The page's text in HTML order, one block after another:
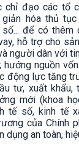
chỉ đạo các tổ
hóa thủ tục
để có
hỗ trợ cho
người dân với
hướng nguồn
động lực tăng
tư, xuất khẩu,
mới (khoa
tế số, kinh tế
của Chính
dụng an toàn,